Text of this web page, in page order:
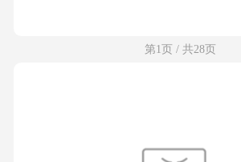
第1页 / 共28页